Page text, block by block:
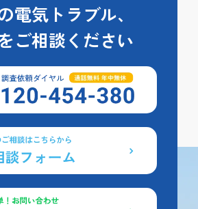
電気トラブル、
ご相談ください